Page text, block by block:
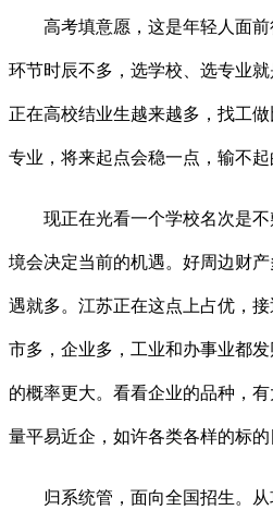
高考填意愿，这是年轻人面前
环节时辰不多，选学校、选专业
正在高校结业生越来越多，找工
专业，将来起点会稳一点，输不起
现正在光看一个学校名次是不
境会决定当前的机遇。好周边财
遇就多。江苏正在这点上占优，
市多，企业多，工业和办事业都
的概率更大。看看企业的品种，
量平易近企，如许各类各样的标的
归系统管，面向全国招生。从